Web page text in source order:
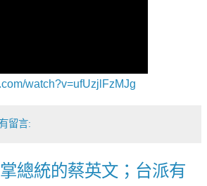
watch?v=ufUzjlFzMJg
留言:
總統的蔡英文；台派有